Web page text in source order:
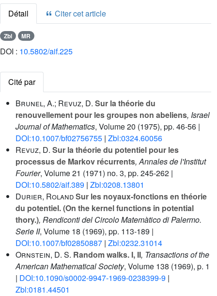
Détail Citer cet article
Zbl MR
DOI : 10.5802/aif.225
Cité par
Brunel, A.; Revuz, D. Sur la théorie du
renouvellement pour les groupes non abeliens, Israel
Journal of Mathematics, Volume 20 (1975), pp. 46-56 |
DOI:10.1007/bf02756755 | Zbl:0324.60056
Revuz, D. Sur la théorie du potentiel pour les
processus de Markov récurrents, Annales de l'Institut
Fourier, Volume 21 (1971) no. 3, pp. 245-262 |
DOI:10.5802/aif.389 | Zbl:0208.13801
Durier, RolandSur les noyaux-fonctions en théorie
du potentiel. (On the kernel functions in potential
thory.), Rendiconti del Circolo Matemàtico di Palermo.
Serie II, Volume 18 (1969), pp. 113-189 |
DOI:10.1007/bf02850887 | Zbl:0232.31014
Ornstein, D. S. Random walks. I, II, Transactions of the
American Mathematical Society, Volume 138 (1969), p. 1
| DOI:10.1090/s0002-9947-1969-0238399-9 |
Zbl:0181.44501